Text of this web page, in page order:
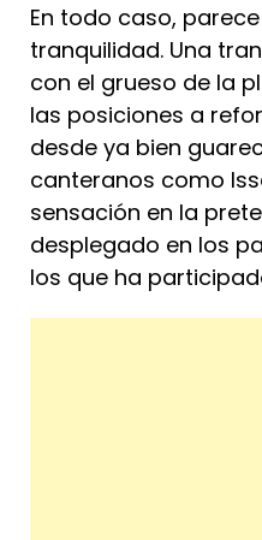
En todo caso,
tranquilidad. Una
con el grueso de la
las posiciones a
desde ya bien
canteranos como
sensación en la
desplegado en los
los que ha